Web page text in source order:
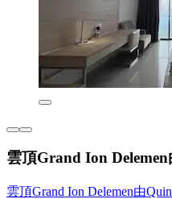
雲頂Grand Ion
雲頂Grand Ion Delemen由